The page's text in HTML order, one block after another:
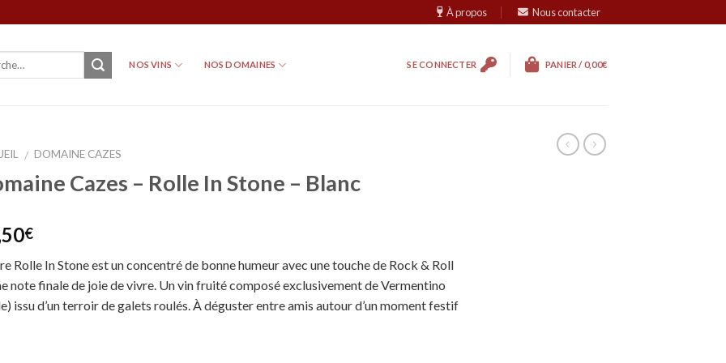
À propos Nous contacter
NOS VINS NOS DOMAINES SE CONNECTER PANIER /0,00€
/ DOMAINE CAZES
Cazes – Rolle In Stone – Blanc
€
Rolle In Stone est un concentré de bonne humeur avec une touche de Rock & Roll
note finale de joie de vivre. Un vin fruité composé exclusivement de Vermentino
issu d’un terroir de galets roulés. À déguster entre amis autour d’un moment festif